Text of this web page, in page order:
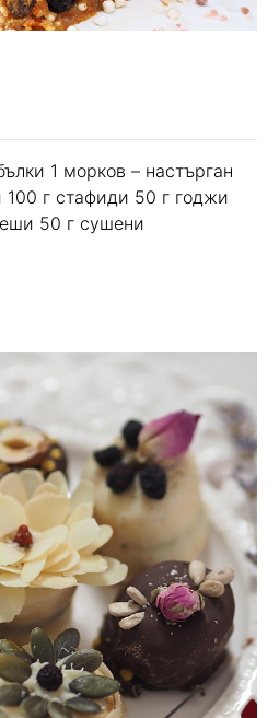
1 морков – настърган
г стафиди 50 г годжи
50 г сушени